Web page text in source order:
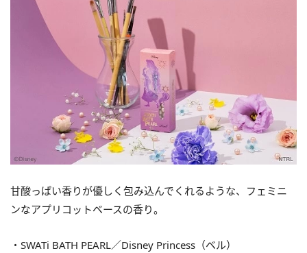
甘酸っぱい香りが優しく包み込んでくれるような、フェミニ
ンなアプリコットベースの香り。
・SWATi BATH PEARL／Disney Princess（ベル）